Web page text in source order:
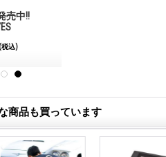
売中!!
No.28 2026
(税込)
商品も買っています